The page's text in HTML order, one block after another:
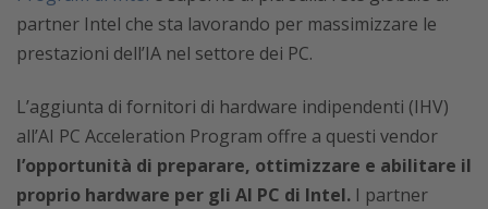
partner Intel che sta lavorando per massimizzare le
prestazioni dell’IA nel settore dei PC.
L’aggiunta di fornitori di hardware indipendenti (IHV)
all’AI PC Acceleration Program offre a questi vendor
l’opportunità di preparare, ottimizzare e abilitare il
proprio hardware per gli AI PC di Intel. I partner